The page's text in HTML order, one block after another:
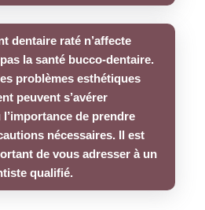
dentaire raté n’affecte
la santé bucco-dentaire.
problèmes esthétiques
peuvent s’avérer
l’importance de prendre
nécessaires. Il est
de vous adresser à un
qualifié.